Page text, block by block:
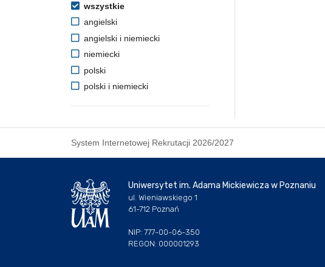
wszystkie
angielski
angielski i niemiecki
niemiecki
polski
polski i niemiecki
System Internetowej Rekrutacji 2026/2027
Uniwersytet im. Adama Mickiewicza w Poznaniu
ul. Wieniawskiego 1
61-712 Poznań
NIP: 777-00-06-350
REGON: 000001293